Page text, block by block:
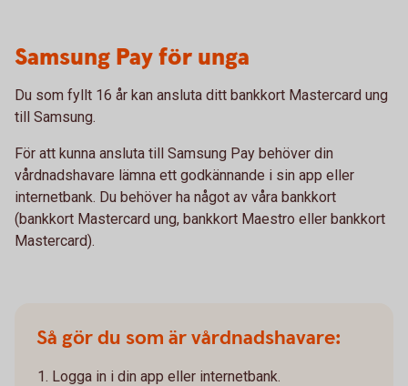
Samsung Pay för unga
Du som fyllt 16 år kan ansluta ditt bankkort Mastercard ung
till Samsung.
För att kunna ansluta till Samsung Pay behöver din
vårdnadshavare lämna ett godkännande i sin app eller
internetbank. Du behöver ha något av våra bankkort
(bankkort Mastercard ung, bankkort Maestro eller bankkort
Mastercard).
Så gör du som är vårdnadshavare:
Logga in i din app eller internetbank.